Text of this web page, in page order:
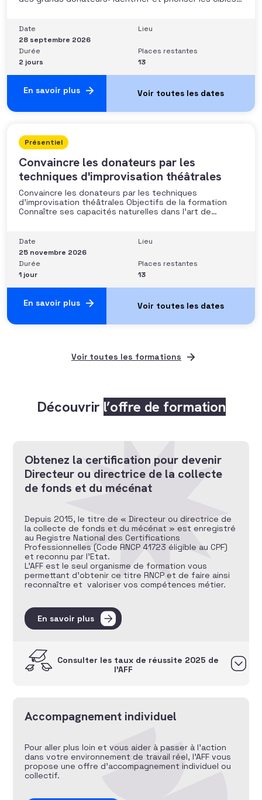
parties prenantes• Construire un argumentaire
personnalisé et piloter le parcours
Date
28 septembre 2026
Lieu
Durée
2 jours
Places restantes
13
En savoir plus
Présentiel
Convaincre les donateurs par les
techniques d'improvisation théâtrales
Convaincre les donateurs par les techniques
d’improvisation théâtrales Objectifs de la formation
Connaître ses capacités naturelles dans l’art de
conviction et sur quoi elle se fonde (mots, attitude, …),
quelle est sa situation de
Date
25 novembre 2026
Lieu
Durée
1 jour
Places restantes
13
En savoir plus
Voir toutes les formations
Découvrir l’offre de formation
Obtenez la certification pour devenir
Directeur ou directrice de la collecte
de fonds et du mécénat
Depuis 2015, le titre de « Directeur ou directrice de
la collecte de fonds et du mécénat » est enregistré
au Registre National des Certifications
Professionnelles (Code RNCP 41723 éligible au CPF)
et reconnu par l’Etat.
L’AFF est le seul organisme de formation vous
permettant d’obtenir ce titre RNCP et de faire ainsi
reconnaître et valoriser vos compétences métier.
En savoir plus
Consulter les taux de réussite 2025 de
l’AFF
Accompagnement individuel
Pour aller plus loin et vous aider à passer à l’action
dans votre environnement de travail réel, l’AFF vous
propose une offre d’accompagnement individuel ou
collectif.